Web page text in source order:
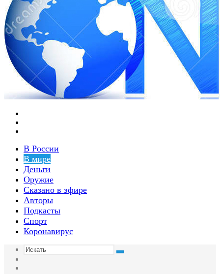
В России
В мире
Деньги
Оружие
Сказано в эфире
Авторы
Подкасты
Спорт
Коронавирус
Искать